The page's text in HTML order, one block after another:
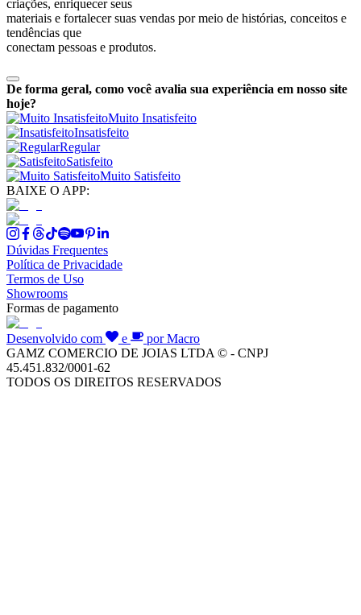
criações, enriquecer seus
materiais e fortalecer suas vendas por meio de histórias, conceitos e
tendências que
conectam pessoas e produtos.
De forma geral, como você avalia sua experiência em nosso site
hoje?
Muito Insatisfeito
Insatisfeito
Regular
Satisfeito
Muito Satisfeito
BAIXE O APP:
Dúvidas Frequentes
Política de Privacidade
Termos de Uso
Showrooms
Formas de pagamento
Desenvolvido com e
por Macro
GAMZ COMERCIO DE JOIAS LTDA © - CNPJ
45.451.832/0001-62
TODOS OS DIREITOS RESERVADOS